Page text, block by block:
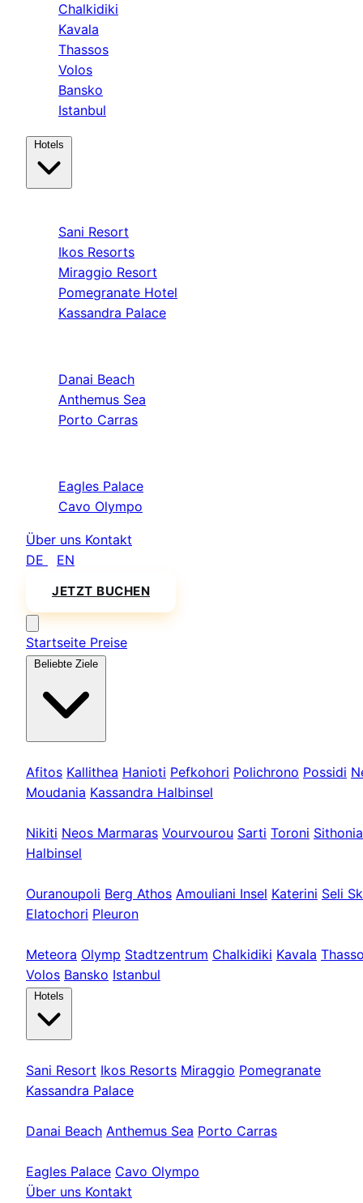
Chalkidiki
Kavala
Thassos
Volos
Bansko
Istanbul
Sani Resort
Ikos Resorts
Miraggio Resort
Pomegranate Hotel
Kassandra Palace
Danai Beach
Anthemus Sea
Porto Carras
Eagles Palace
Cavo Olympo
Über uns Kontakt
DE
EN
JETZT BUCHEN
Startseite Preise
Beliebte Ziele
Afitos Kallithea Hanioti Pefkohori Polichrono Possidi
Moudania Kassandra Halbinsel
Nikiti Neos Marmaras Vourvourou Sarti Toroni Sithonia
Halbinsel
Ouranoupoli Berg Athos Amouliani Insel Katerini Seli
Elatochori Pleuron
Meteora Olymp Stadtzentrum Chalkidiki Kavala
Volos Bansko Istanbul
Hotels
Sani Resort Ikos Resorts Miraggio Pomegranate
Kassandra Palace
Danai Beach Anthemus Sea Porto Carras
Eagles Palace Cavo Olympo
Über uns Kontakt